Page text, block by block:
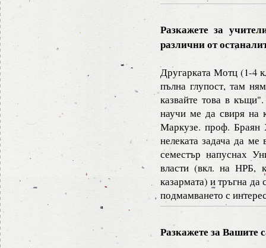
Разкажете за
различни от
Другарката Мотц (1-4
пълна глупост, там
казвайте това в
научи ме да свиря
Маркузе. проф.
нелеката задача да ме
семестър напуснах
власти (вкл. на НРБ,
казармата) и тръгна
подмамването с
Разкажете за Вашите